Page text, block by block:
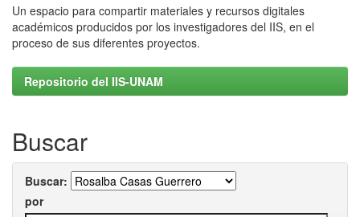
Un espacio para compartir materiales y recursos digitales
académicos producidos por los investigadores del IIS, en el
proceso de sus diferentes proyectos.
Repositorio del IIS-UNAM
Buscar
Buscar:
por